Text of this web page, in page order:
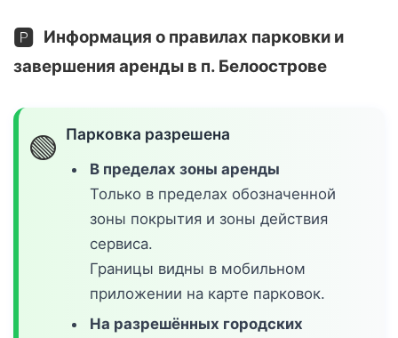
🅿️ Информация о правилах парковки и
завершения аренды в п. Белоострове
🟢 Парковка разрешена
В пределах зоны аренды
Только в пределах обозначенной
зоны покрытия и зоны действия
сервиса.
Границы видны в мобильном
приложении на карте парковок.
На разрешённых городских